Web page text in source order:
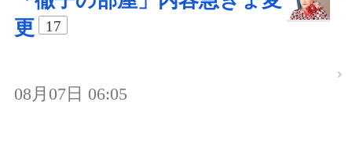
更
17
08月07日 06:05